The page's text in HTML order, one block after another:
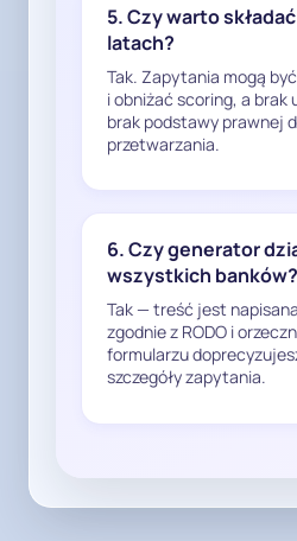
Skoro po stronie
podstawy prawnej do
przetwarzania
dotyczących
kredytowego
zawarciem umowy, to
Mając powyższe na
wnoszę o:
- usunięcie z
informatycznych oraz
5. Czy warto
latach?
Tak. Zapytania mogą
i obniżać scoring, a brak
brak podstawy prawnej
przetwarzania.
6. Czy generator
wszystkich banków?
Tak — treść jest
zgodnie z RODO i
formularzu
szczegóły zapytania.
Najważniejsze